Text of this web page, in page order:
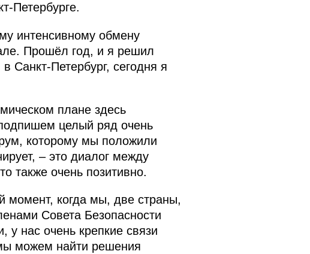
Петербурге.
интенсивному обмену
Прошёл год, и я решил
Санкт-Петербург, сегодня я
плане здесь
целый ряд очень
которому мы положили
– это диалог между
также очень позитивно.
момент, когда мы, две страны,
Совета Безопасности
у нас очень крепкие связи
можем найти решения